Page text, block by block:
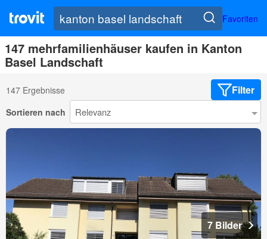
Favoriten
147 mehrfamilienhäuser kaufen in Kanton
Basel Landschaft
147 Ergebnisse Filter
Sortieren nach
7 Bilder